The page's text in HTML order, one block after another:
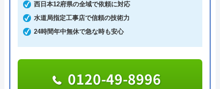
イレの交換部分もその都度言って下さって助
かりました。
日本全国の水トラブルに対応している水の生活救急
車はトイレのみならず洗面所やキッチン、お風呂な
おすすめポイントとしてはこれまでの施工対応実績
西日本12府県の全域で依頼に対応
水道局指定工事店で信頼の技術力
24時間年中無休で急な時も安心
0120-49-8996